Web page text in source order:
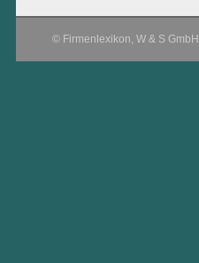
© Firmenlexikon, W & S